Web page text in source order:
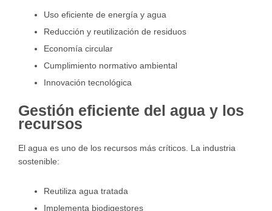
Uso eficiente de energía y agua
Reducción y reutilización de residuos
Economía circular
Cumplimiento normativo ambiental
Innovación tecnológica
Gestión eficiente del agua y los
recursos
El agua es uno de los recursos más críticos. La industria
sostenible:
Reutiliza agua tratada
Implementa biodigestores